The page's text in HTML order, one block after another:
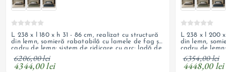
L 238 x l 180 x h 31 - 86 cm, realizat cu structură
din lemn, somieră rabatabilă cu lamele de fag și
cadru de lemn; sistem de ridicare cu arc; ladă de
depozitare și tapițerie din material textil;
personalizabil
6206,00 lei
4344,00 lei
L 238 x l 200
din lemn,
cadru de
depozitare și
personalizabil
6354,00 lei
4448,00 lei